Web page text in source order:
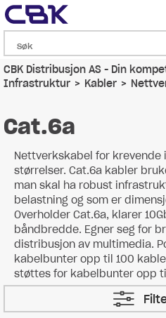
CBK Distribusjon AS - Din
Infrastruktur>Kabler>
Cat.6a
Nettverkskabel for krevende
størrelser. Cat.6a kabler
man skal ha robust
belastning og som er
Overholder Cat.6a, klarer
båndbredde. Egner seg for
distribusjon av multimedia.
kabelbunter opp til 100
støttes for kabelbunter opp